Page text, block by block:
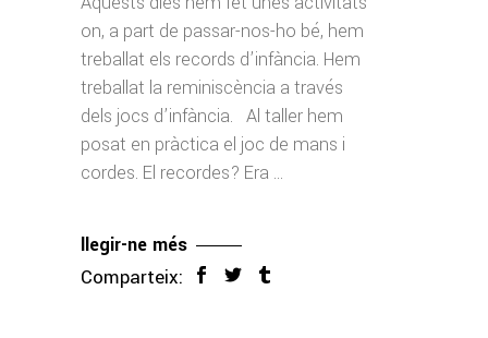
on, a part de passar-nos-ho bé, hem
treballat els records d’infància. Hem
treballat la reminiscència a través
dels jocs d’infància. Al taller hem
posat en pràctica el joc de mans i
cordes. El recordes? Era
llegir-ne més
Comparteix: